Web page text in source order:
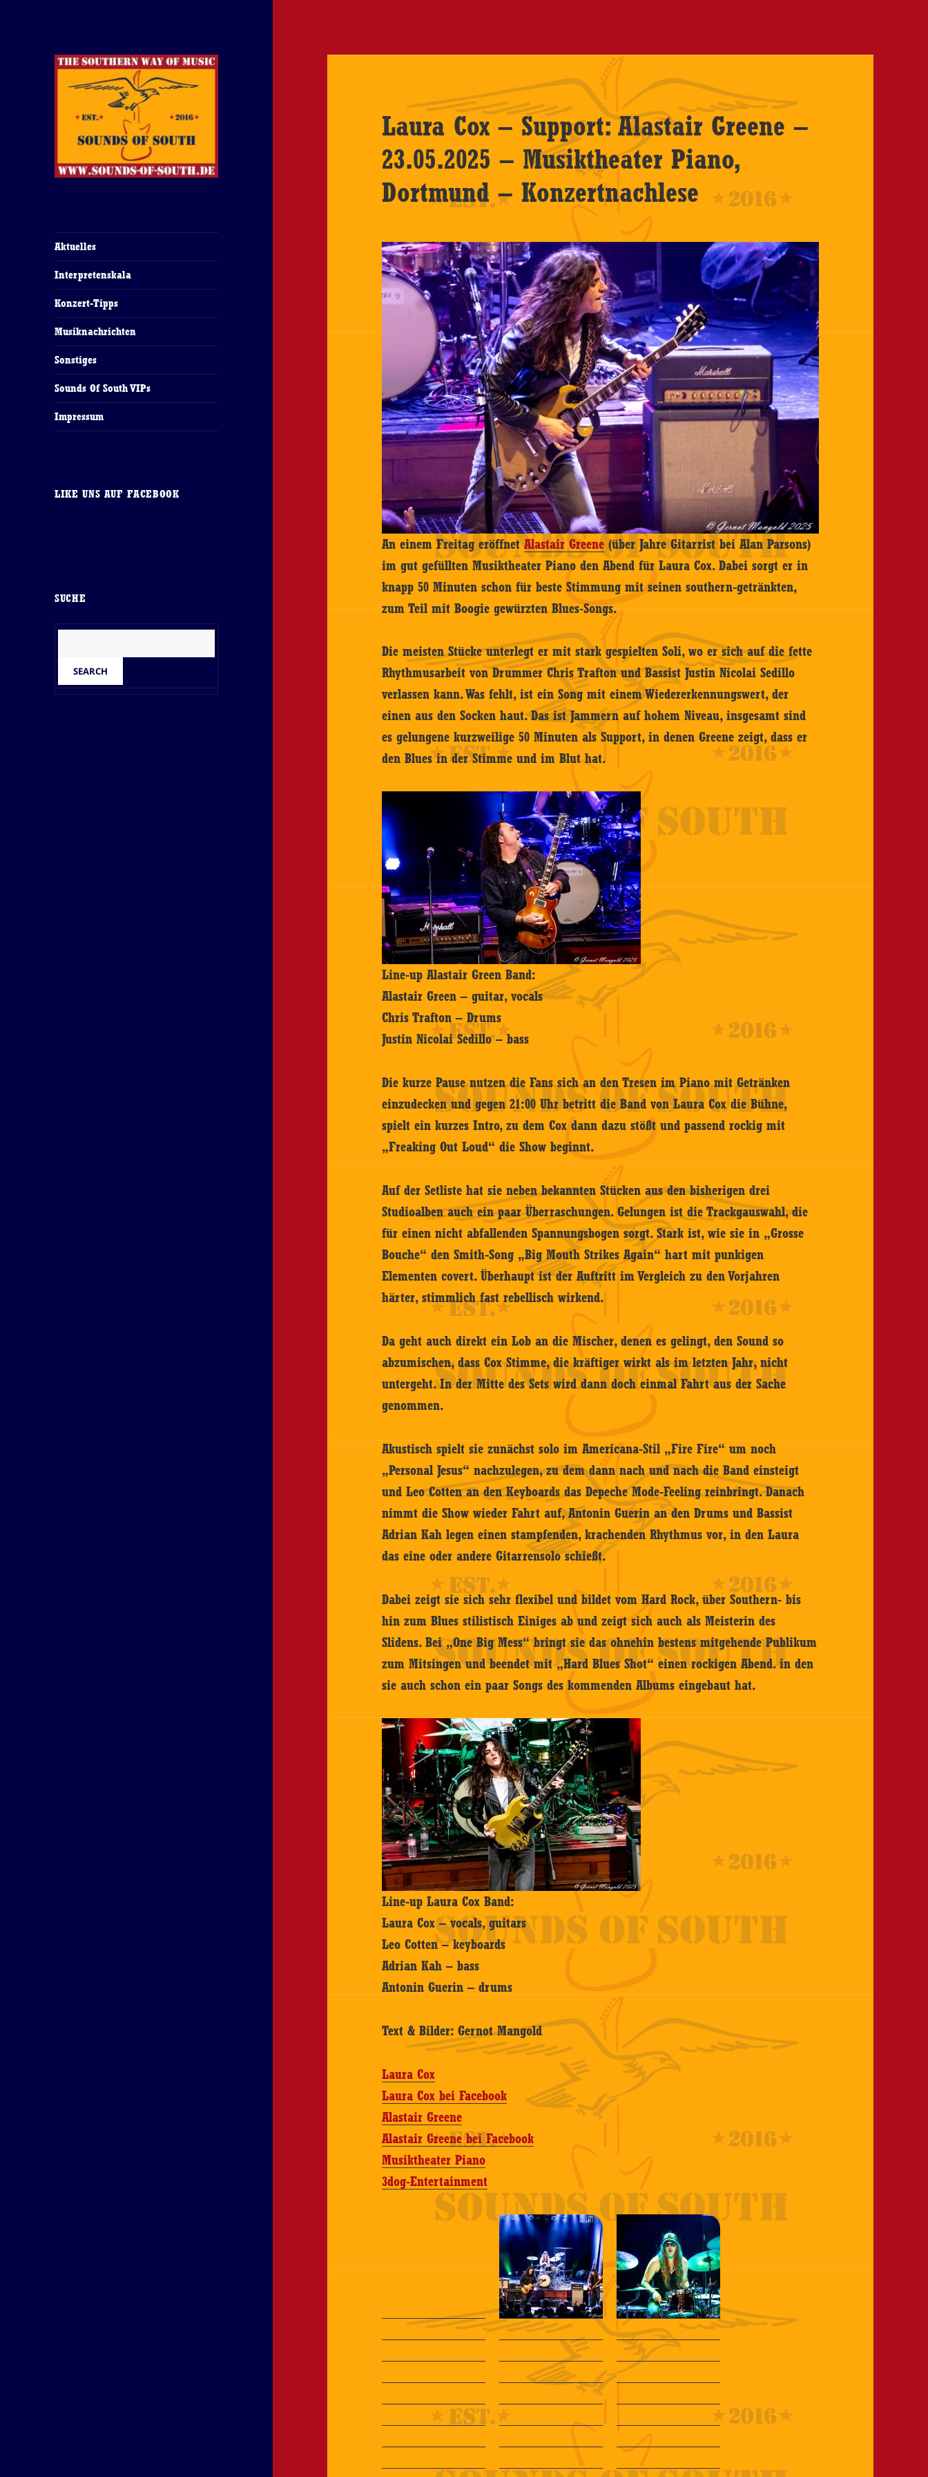
Aktuelles
Interpretenskala
Konzert-Tipps
Musiknachrichten
Sonstiges
Sounds Of South VIPs
Impressum
LIKE UNS AUF FACEBOOK
SUCHE
Laura Cox – Support: Alastair Greene –
23.05.2025 – Musiktheater Piano,
Dortmund – Konzertnachlese
An einem Freitag eröffnetAlastair Greene (über Jahre Gitarrist bei Alan Parsons)
im gut gefüllten Musiktheater Piano den Abend für Laura Cox. Dabei sorgt er in
knapp 50 Minuten schon für beste Stimmung mit seinen southern-getränkten,
zum Teil mit Boogie gewürzten Blues-Songs.
Die meisten Stücke unterlegt er mit stark gespielten Soli, wo er sich auf die fette
Rhythmusarbeit von Drummer Chris Trafton und Bassist Justin Nicolai Sedillo
verlassen kann. Was fehlt, ist ein Song mit einem Wiedererkennungswert, der
einen aus den Socken haut. Das ist Jammern auf hohem Niveau, insgesamt sind
es gelungene kurzweilige 50 Minuten als Support, in denen Greene zeigt, dass er
den Blues in der Stimme und im Blut hat.
Line-up Alastair Green Band:
Alastair Green – guitar, vocals
Chris Trafton – Drums
Justin Nicolai Sedillo – bass
Die kurze Pause nutzen die Fans sich an den Tresen im Piano mit Getränken
einzudecken und gegen 21:00 Uhr betritt die Band von Laura Cox die Bühne,
spielt ein kurzes Intro, zu dem Cox dann dazu stößt und passend rockig mit
„Freaking Out Loud“ die Show beginnt.
Auf der Setliste hat sie neben bekannten Stücken aus den bisherigen drei
Studioalben auch ein paar Überraschungen. Gelungen ist die Trackgauswahl, die
für einen nicht abfallenden Spannungsbogen sorgt. Stark ist, wie sie in „Grosse
Bouche“ den Smith-Song „Big Mouth Strikes Again“ hart mit punkigen
Elementen covert. Überhaupt ist der Auftritt im Vergleich zu den Vorjahren
härter, stimmlich fast rebellisch wirkend.
Da geht auch direkt ein Lob an die Mischer, denen es gelingt, den Sound so
abzumischen, dass Cox Stimme, die kräftiger wirkt als im letzten Jahr, nicht
untergeht. In der Mitte des Sets wird dann doch einmal Fahrt aus der Sache
genommen.
Akustisch spielt sie zunächst solo im Americana-Stil „Fire Fire“ um noch
„Personal Jesus“ nachzulegen, zu dem dann nach und nach die Band einsteigt
und Leo Cotten an den Keyboards das Depeche Mode-Feeling reinbringt. Danach
nimmt die Show wieder Fahrt auf, Antonin Guerin an den Drums und Bassist
Adrian Kah legen einen stampfenden, krachenden Rhythmus vor, in den Laura
das eine oder andere Gitarrensolo schießt.
Dabei zeigt sie sich sehr flexibel und bildet vom Hard Rock, über Southern- bis
hin zum Blues stilistisch Einiges ab und zeigt sich auch als Meisterin des
Slidens. Bei „One Big Mess“ bringt sie das ohnehin bestens mitgehende Publikum
zum Mitsingen und beendet mit „Hard Blues Shot“ einen rockigen Abend. in den
sie auch schon ein paar Songs des kommenden Albums eingebaut hat.
Line-up Laura Cox Band:
Laura Cox – vocals, guitars
Leo Cotten – keyboards
Adrian Kah – bass
Antonin Guerin – drums
Text & Bilder: Gernot Mangold
Laura Cox
Laura Cox bei Facebook
Alastair Greene
Alastair Greene bei Facebook
Musiktheater Piano
3dog-Entertainment